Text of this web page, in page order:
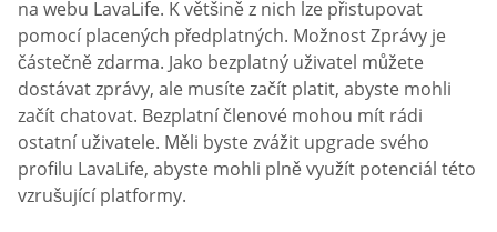
na webu LavaLife. K většině z nich lze přistupovat
pomocí placených předplatných. Možnost Zprávy je
částečně zdarma. Jako bezplatný uživatel můžete
dostávat zprávy, ale musíte začít platit, abyste mohli
začít chatovat. Bezplatní členové mohou mít rádi
ostatní uživatele. Měli byste zvážit upgrade svého
profilu LavaLife, abyste mohli plně využít potenciál této
vzrušující platformy.